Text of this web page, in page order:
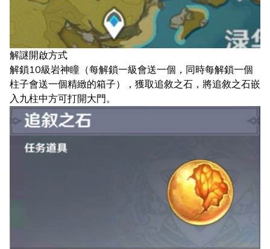
解謎開啟方式
解鎖10級岩神瞳（每解鎖一級會送一個，同時每解鎖一個
柱子會送一個精緻的箱子），獲取追敘之石，將追敘之石嵌
入九柱中方可打開大門。